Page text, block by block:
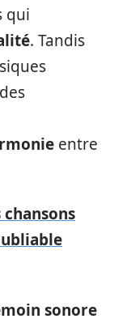
qui
. Tandis
entre
sonore